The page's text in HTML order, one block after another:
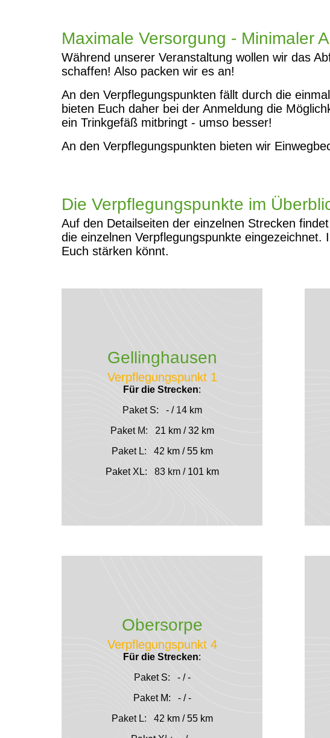
Maximale Versorgung - Minimaler
Während unserer Veranstaltung wollen wir das
schaffen! Also packen wir es an!
An den Verpflegungspunkten fällt durch die
bieten Euch daher bei der Anmeldung die
ein Trinkgefäß mitbringt - umso besser!
An den Verpflegungspunkten bieten wir
Die Verpflegungspunkte im
Auf den Detailseiten der einzelnen Strecken
die einzelnen Verpflegungspunkte
Euch stärken könnt.
Gellinghausen
Verpflegungspunkt 1
Für die Strecken:
Paket S: - / 14 km
Paket M: 21 km / 32 km
Paket L: 42 km / 55 km
Paket XL: 83 km / 101 km
Obersorpe
Verpflegungspunkt 4
Für die Strecken:
Paket S: - / -
Paket M: - / -
Paket L: 42 km / 55 km